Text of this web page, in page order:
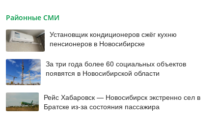
Районные СМИ
Установщик кондиционеров сжёг кухню
пенсионеров в Новосибирске
За три года более 60 социальных объектов
появятся в Новосибирской области
Рейс Хабаровск — Новосибирск экстренно сел в
Братске из-за состояния пассажира